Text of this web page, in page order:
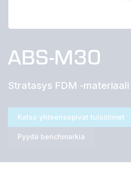
ABS-M30
Stratasys FDM -materiaali
Katso yhteensopivat tulostimet
Pyydä benchmarkia